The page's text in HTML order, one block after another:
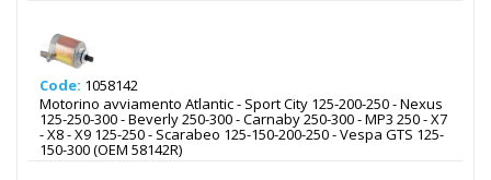
Code: 1058142
Motorino avviamento Atlantic - Sport City 125-200-250 - Nexus
125-250-300 - Beverly 250-300 - Carnaby 250-300 - MP3 250 - X7
- X8 - X9 125-250 - Scarabeo 125-150-200-250 - Vespa GTS 125-
150-300 (OEM 58142R)